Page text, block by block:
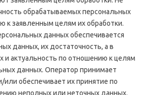
обрабатываемых персональных
к заявленным целям их обработки.
данных обеспечивается
данных, их достаточность, а в
и актуальность по отношению к целям
данных. Оператор принимает
обеспечивает их принятие по
неполных или неточных данных.